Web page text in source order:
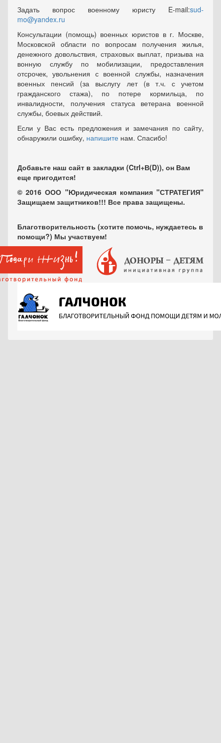
Задать вопрос военному юристу E-mail:sud-
mo@yandex.ru
Консультации (помощь) военных юристов в г. Москве,
Московской области по вопросам получения жилья,
денежного довольствия, страховых выплат, призыва на
вонную службу по мобилизации, предоставления
отсрочек, увольнения с военной службы, назначения
военных пенсий (за выслугу лет (в т.ч. с учетом
гражданского стажа), по потере кормильца, по
инвалидности, получения статуса ветерана военной
службы, боевых действий.
Если у Вас есть предложения и замечания по сайту,
обнаружили ошибку, напишите нам. Спасибо!
Добавьте наш сайт в закладки (Ctrl+В(D)), он Вам
еще пригодится!
© 2016 ООО "Юридическая компания "СТРАТЕГИЯ"
Защищаем защитников!!! Все права защищены.
Благотворительность (хотите помочь, нуждаетесь в
помощи?) Мы участвуем!